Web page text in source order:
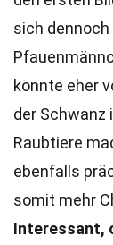
sich
könnte eher
der Schwanz
Raubtiere
ebenfalls
somit mehr
Interessant,